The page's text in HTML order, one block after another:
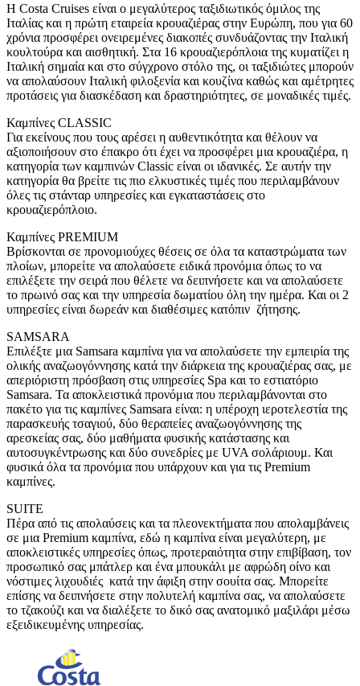
Η Costa Cruises είναι ο μεγαλύτερος ταξιδιωτικός όμιλος της
Ιταλίας και η πρώτη εταιρεία κρουαζιέρας στην Ευρώπη, που για 60
χρόνια προσφέρει ονειρεμένες διακοπές συνδυάζοντας την Ιταλική
κουλτούρα και αισθητική. Στα 16 κρουαζιερόπλοια της κυματίζει η
Ιταλική σημαία και στο σύγχρονο στόλο της, οι ταξιδιώτες μπορούν
να απολαύσουν Ιταλική φιλοξενία και κουζίνα καθώς και αμέτρητες
προτάσεις για διασκέδαση και δραστηριότητες, σε μοναδικές τιμές.
Καμπίνες CLASSIC
Για εκείνους που τους αρέσει η αυθεντικότητα και θέλουν να
αξιοποιήσουν στο έπακρο ότι έχει να προσφέρει μια κρουαζιέρα, η
κατηγορία των καμπινών Classic είναι οι ιδανικές. Σε αυτήν την
κατηγορία θα βρείτε τις πιο ελκυστικές τιμές που περιλαμβάνουν
όλες τις στάνταρ υπηρεσίες και εγκαταστάσεις στο
κρουαζιερόπλοιο.
Καμπίνες PREMIUM
Βρίσκονται σε προνομιούχες θέσεις σε όλα τα καταστρώματα των
πλοίων, μπορείτε να απολαύσετε ειδικά προνόμια όπως το να
επιλέξετε την σειρά που θέλετε να δειπνήσετε και να απολαύσετε
το πρωινό σας και την υπηρεσία δωματίου όλη την ημέρα. Και οι 2
υπηρεσίες είναι δωρεάν και διαθέσιμες κατόπιν ζήτησης.
SAMSARA
Επιλέξτε μια Samsara καμπίνα για να απολαύσετε την εμπειρία της
ολικής αναζωογόννησης κατά την διάρκεια της κρουαζιέρας σας, με
απεριόριστη πρόσβαση στις υπηρεσίες Spa και το εστιατόριο
Samsara. Τα αποκλειστικά προνόμια που περιλαμβάνονται στο
πακέτο για τις καμπίνες Samsara είναι: η υπέροχη ιεροτελεστία της
παρασκευής τσαγιού, δύο θεραπείες αναζωογόννησης της
αρεσκείας σας, δύο μαθήματα φυσικής κατάστασης και
αυτοσυγκέντρωσης και δύο συνεδρίες με UVA σολάριουμ. Και
φυσικά όλα τα προνόμια που υπάρχουν και για τις Premium
καμπίνες.
SUITE
Πέρα από τις απολαύσεις και τα πλεονεκτήματα που απολαμβάνεις
σε μια Premium καμπίνα, εδώ η καμπίνα είναι μεγαλύτερη, με
αποκλειστικές υπηρεσίες όπως, προτεραιότητα στην επιβίβαση, τον
προσωπικό σας μπάτλερ και ένα μπουκάλι με αφρώδη οίνο και
νόστιμες λιχουδιές κατά την άφιξη στην σουίτα σας. Μπορείτε
επίσης να δειπνήσετε στην πολυτελή καμπίνα σας, να απολαύσετε
το τζακούζι και να διαλέξετε το δικό σας ανατομικό μαξιλάρι μέσω
εξειδικευμένης υπηρεσίας.